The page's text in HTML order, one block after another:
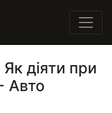
діяти при
Авто